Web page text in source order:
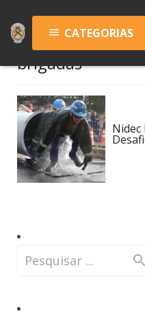
menu CATEGORIAS
brigadas
Nidec